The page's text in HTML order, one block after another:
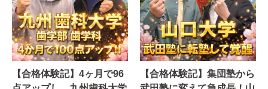
【合格体験記】4ヶ月で96
【合格体験記】集団塾から